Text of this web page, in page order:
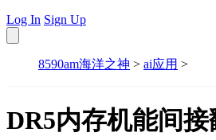
Log In Sign Up
8590am海洋之神 > ai应用 >
DR5内存机能间